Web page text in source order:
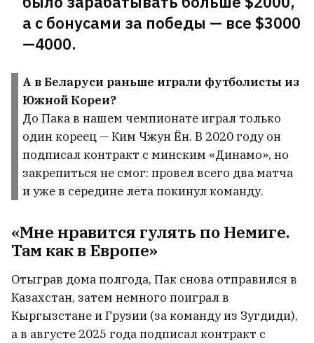
а с бонусами за победы — все $3000
—4000.
А в Беларуси раньше играли футболисты из
Южной Кореи?
До Пака в нашем чемпионате играл только
один кореец — Ким Чжун Ён. В 2020 году он
подписал контракт с минским «Динамо», но
закрепиться не смог: провел всего два матча
и уже в середине лета покинул команду.
«Мне нравится гулять по Немиге.
Там как в Европе»
Отыграв дома полгода, Пак снова отправился в
Казахстан, затем немного поиграл в
Кыргызстане и Грузии (за команду из Зугдиди),
а в августе 2025 года подписал контракт с
«Польшча квітнет лаціною, Літва квітнет
русчызною». Патриотический шедевр XVII века
оказался российской подделкой XIX-го
Украинские дроны ударили по
Сызранскому НПЗ
Россия ночью ударила по Украине 1
ВСЕ НОВОСТИ →